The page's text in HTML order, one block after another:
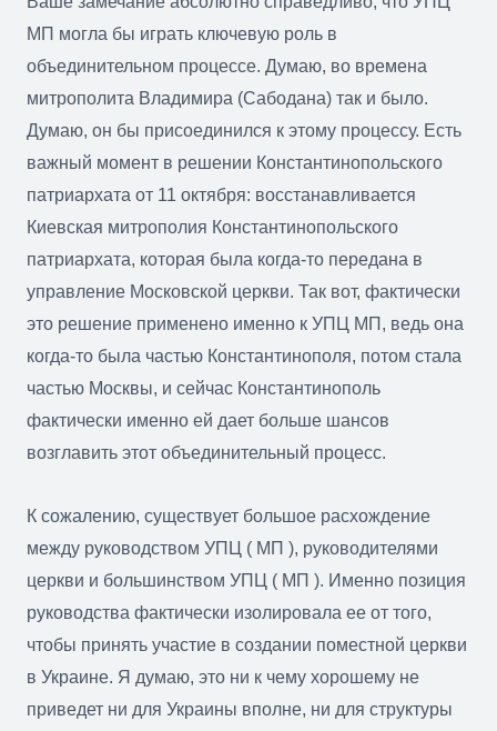
МП могла бы играть ключевую роль в
объединительном процессе. Думаю, во времена
митрополита Владимира (Сабодана) так и было.
Думаю, он бы присоединился к этому процессу. Есть
важный момент в решении Константинопольского
патриархата от 11 октября: восстанавливается
Киевская митрополия Константинопольского
патриархата, которая была когда-то передана в
управление Московской церкви. Так вот, фактически
это решение применено именно к УПЦ МП, ведь она
когда-то была частью Константинополя, потом стала
частью Москвы, и сейчас Константинополь
фактически именно ей дает больше шансов
возглавить этот объединительный процесс.
К сожалению, существует большое расхождение
между руководством УПЦ ( МП ), руководителями
церкви и большинством УПЦ ( МП ). Именно позиция
руководства фактически изолировала ее от того,
чтобы принять участие в создании поместной церкви
в Украине. Я думаю, это ни к чему хорошему не
приведет ни для Украины вполне, ни для структуры